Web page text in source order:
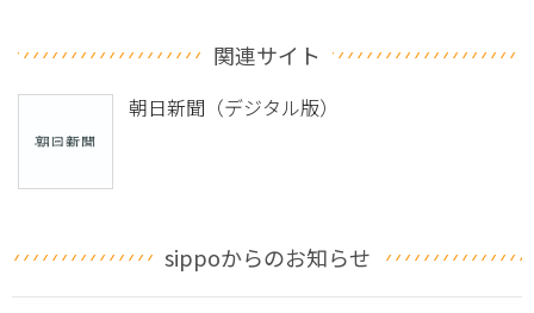
関連サイト
朝日新聞（デジタル版）
sippoからのお知らせ